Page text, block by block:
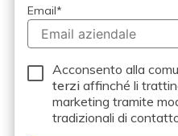
Email*
Acconsento alla
terzi affinché li
marketing tramite
tradizionali di